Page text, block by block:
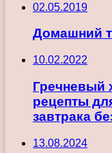
02.05.2019
Домашний
10.02.2022
Гречневый
рецепты
завтрака
13.08.2024